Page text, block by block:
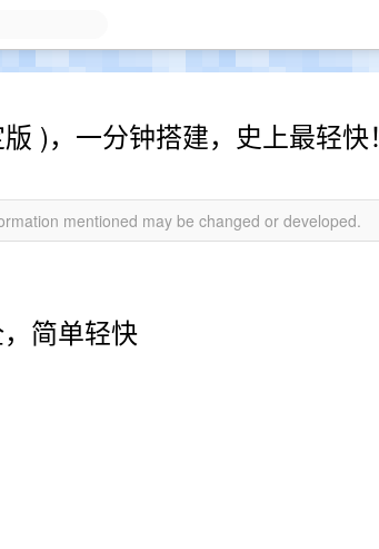
)，一分钟搭建，史上最轻快！
mentioned may be changed or developed.
简单轻快